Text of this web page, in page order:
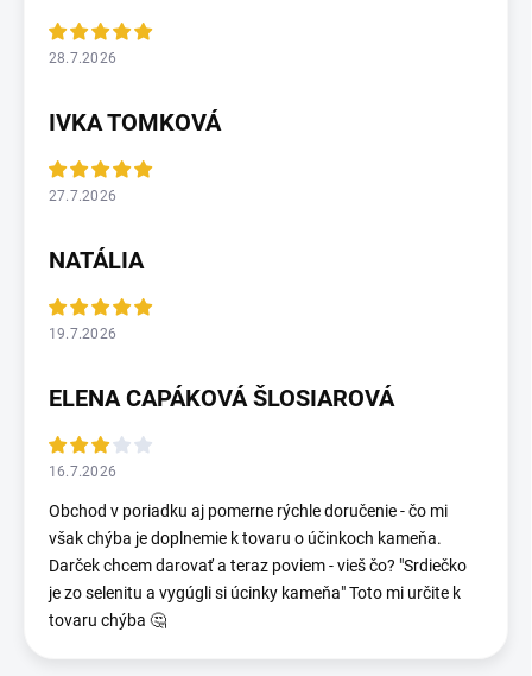
28.7.2026
IVKA TOMKOVÁ
27.7.2026
NATÁLIA
19.7.2026
ELENA CAPÁKOVÁ ŠLOSIAROVÁ
16.7.2026
Obchod v poriadku aj pomerne rýchle doručenie - čo mi
však chýba je doplnemie k tovaru o účinkoch kameňa.
Darček chcem darovať a teraz poviem - vieš čo? "Srdiečko
je zo selenitu a vygúgli si úcinky kameňa" Toto mi určite k
tovaru chýba 🤔